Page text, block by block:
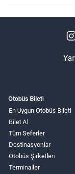
Otobüs Bileti
En Uygun Otobüs Bileti
Bilet Al
Tüm Seferler
Destinasyonlar
Otobüs Şirketleri
Terminaller